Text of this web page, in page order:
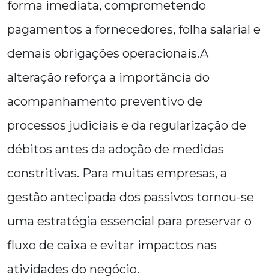
forma imediata, comprometendo
pagamentos a fornecedores, folha salarial e
demais obrigações operacionais.A
alteração reforça a importância do
acompanhamento preventivo de
processos judiciais e da regularização de
débitos antes da adoção de medidas
constritivas. Para muitas empresas, a
gestão antecipada dos passivos tornou-se
uma estratégia essencial para preservar o
fluxo de caixa e evitar impactos nas
atividades do negócio.